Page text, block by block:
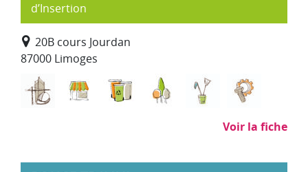
d’Insertion
20B cours Jourdan
87000 Limoges
Bâtiment Travaux Publics
Commerce, distribution
Déchets : collecte, traitement,
Environnement,
Nettoyage,
Voir la fiche